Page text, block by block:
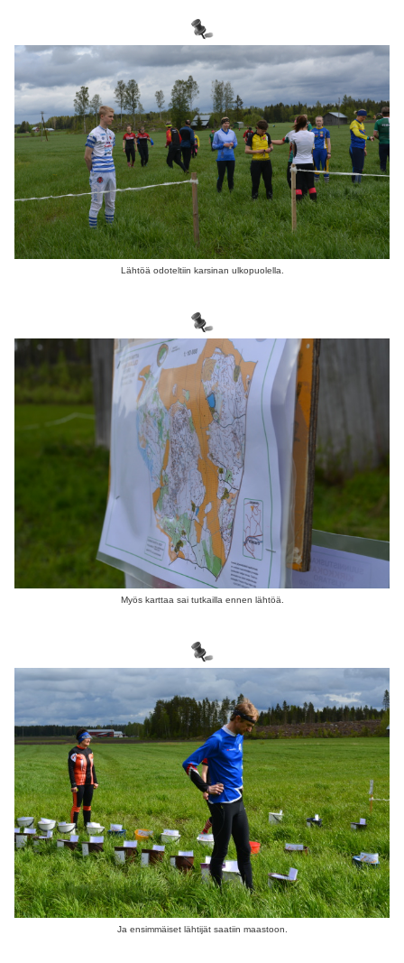
Lähtöä odoteltiin karsinan ulkopuolella.
Myös karttaa sai tutkailla ennen lähtöä.
Ja ensimmäiset lähtijät saatiin maastoon.